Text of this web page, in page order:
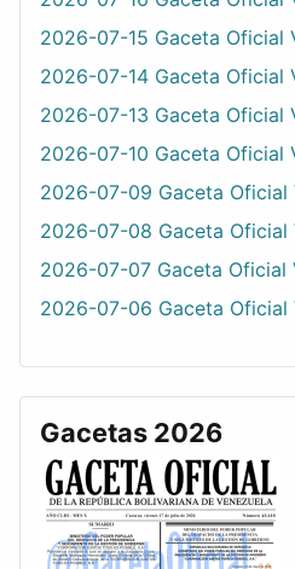
2026-07-15 Gaceta Oficial
2026-07-14 Gaceta Oficial
2026-07-13 Gaceta Oficial
2026-07-10 Gaceta Oficial
2026-07-09 Gaceta Oficial
2026-07-08 Gaceta Oficial
2026-07-07 Gaceta Oficial
2026-07-06 Gaceta Oficial
Gacetas 2026